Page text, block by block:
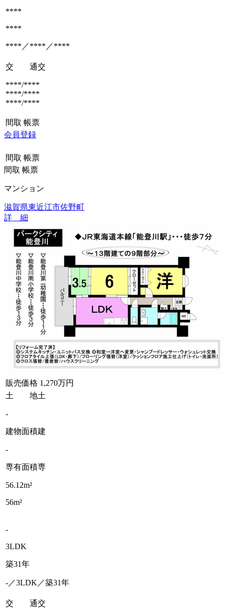
****
****
****／****／****
交 通交
****/****
****/****
****/****
間取 帳票
会員登録
間取 帳票
間取 帳票
マンション
滋賀県東近江市佐野町
詳 細
販売価格 1,270万円
土 地土
-
建物面積建
-
専有面積専
56.12m²
56m²
-
3LDK
築31年
-／3LDK／築31年
交 通交